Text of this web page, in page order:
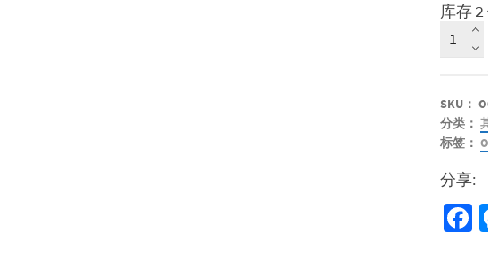
库存 2
听，
天
什
么
（平
版）
数
量
SKU：
分类：
标签：
分享: